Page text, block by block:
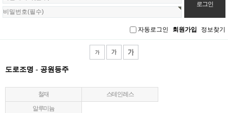
원
로
자동로그인 회원가입 정보찾기
도로조명 - 공원등주
철재
스테인레스
알루미늄